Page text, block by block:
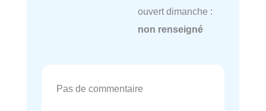
ouvert dimanche :
non renseigné
Pas de commentaire